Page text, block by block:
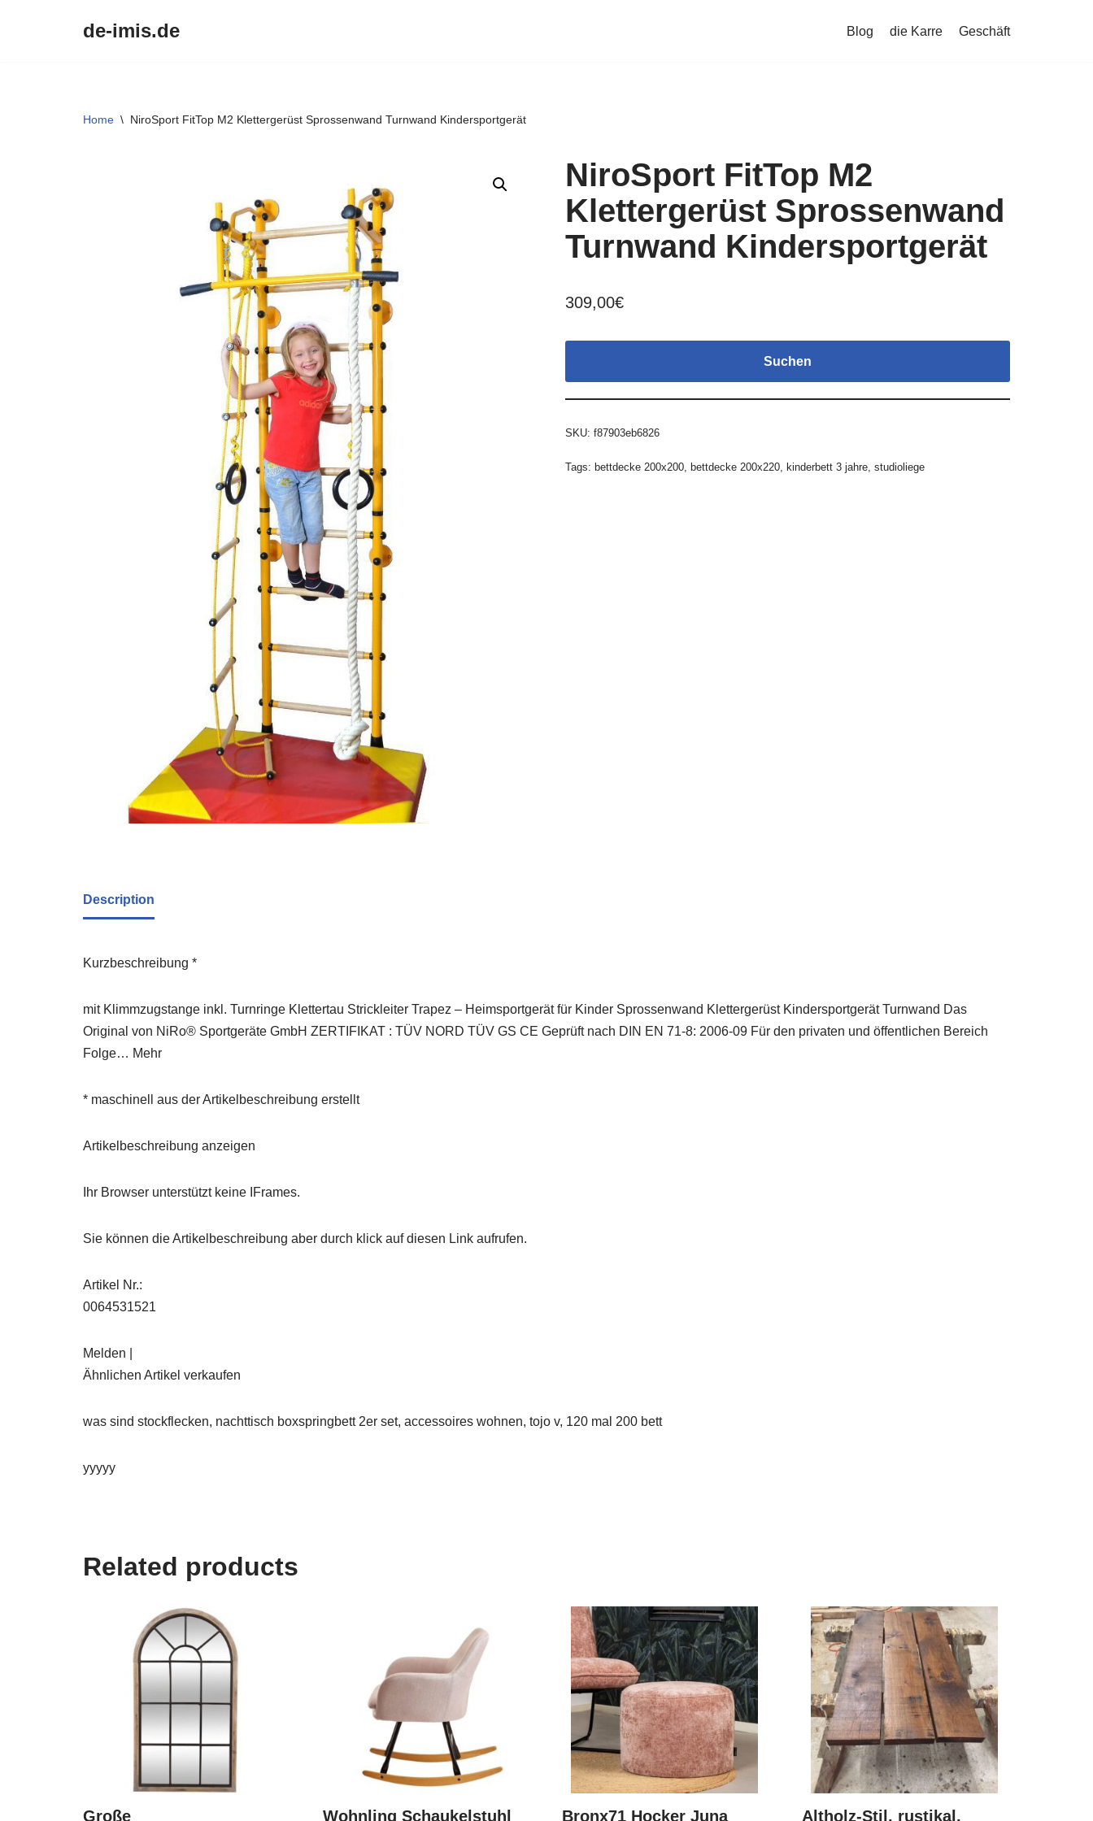
de-imis.de Blog die Karre Geschäft
Home \ NiroSport FitTop M2 Klettergerüst Sprossenwand Turnwand Kindersportgerät
NiroSport FitTop M2
Klettergerüst Sprossenwand
Turnwand Kindersportgerät
309,00€
Suchen
SKU: f87903eb6826
Tags: bettdecke 200x200, bettdecke 200x220, kinderbett 3 jahre, studioliege
Description
Kurzbeschreibung *
mit Klimmzugstange inkl. Turnringe Klettertau Strickleiter Trapez – Heimsportgerät für Kinder Sprossenwand Klettergerüst Kindersportgerät Turnwand Das
Original von NiRo® Sportgeräte GmbH ZERTIFIKAT : TÜV NORD TÜV GS CE Geprüft nach DIN EN 71-8: 2006-09 Für den privaten und öffentlichen Bereich
Folge… Mehr
* maschinell aus der Artikelbeschreibung erstellt
Artikelbeschreibung anzeigen
Ihr Browser unterstützt keine IFrames.
Sie können die Artikelbeschreibung aber durch klick auf diesen Link aufrufen.
Artikel Nr.:
0064531521
Melden |
Ähnlichen Artikel verkaufen
was sind stockflecken, nachttisch boxspringbett 2er set, accessoires wohnen, tojo v, 120 mal 200 bett
yyyyy
Related products
Große Wohnling Schaukelstuhl Bronx71 Hocker Juna Altholz-Stil, rustikal,